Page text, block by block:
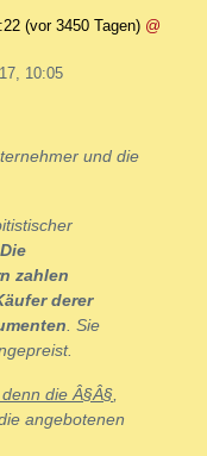
(vor 3450 Tagen) @
10:05
und die
Die
zahlen
derer
. Sie
die Â§Â§,
angebotenen